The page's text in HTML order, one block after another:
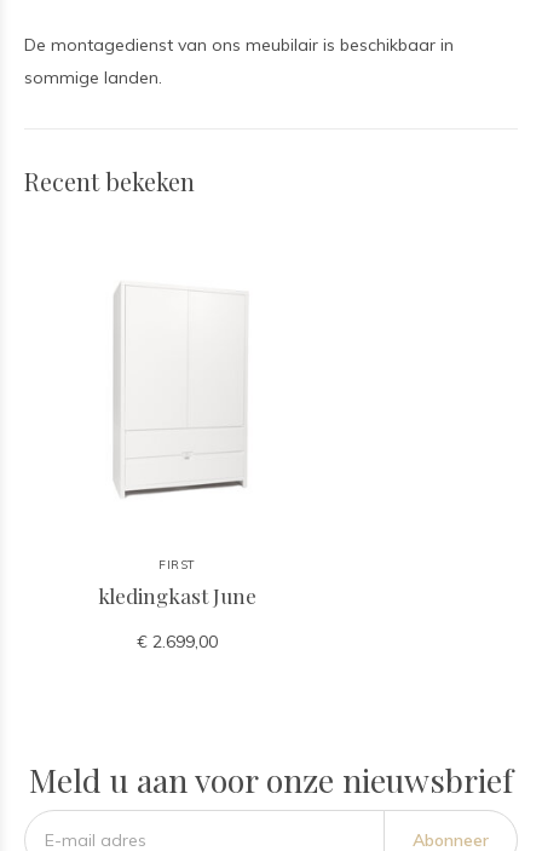
De montagedienst van ons meubilair is beschikbaar in
sommige landen.
Recent bekeken
FIRST
kledingkast June
€ 2.699,00
Meld u aan voor onze nieuwsbrief
Abonneer